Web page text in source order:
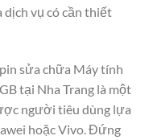
dịch vụ có cần thiết
sửa chữa Máy tính
tại Nha Trang là một
người tiêu dùng lựa
hoặc Vivo. Đứng